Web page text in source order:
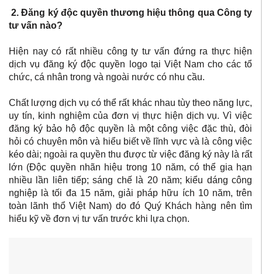
2. Đăng ký độc quyền thương hiệu thông qua Công ty
tư vấn nào?
Hiện nay có rất nhiều công ty tư vấn đứng ra thực hiện
dịch vụ đăng ký độc quyền logo tại Việt Nam cho các tổ
chức, cá nhân trong và ngoài nước có nhu cầu.
Chất lượng dịch vụ có thể rất khác nhau tùy theo năng lực,
uy tín, kinh nghiệm của đơn vị thực hiện dịch vụ. Vì việc
đăng ký bảo hộ độc quyền là một công việc đặc thù, đòi
hỏi có chuyên môn và hiểu biết về lĩnh vực và là công việc
kéo dài; ngoài ra quyền thu được từ việc đăng ký này là rất
lớn (Độc quyền nhãn hiệu trong 10 năm, có thể gia hạn
nhiều lần liên tiếp; sáng chế là 20 năm; kiểu dáng công
nghiệp là tối đa 15 năm, giải pháp hữu ích 10 năm, trên
toàn lãnh thổ Việt Nam) do đó Quý Khách hàng nên tìm
hiểu kỹ về đơn vị tư vấn trước khi lựa chọn.